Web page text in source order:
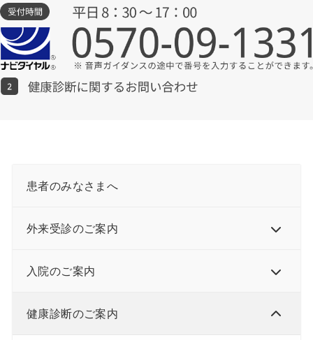
患者のみなさまへ
外来受診のご案内
入院のご案内
健康診断のご案内